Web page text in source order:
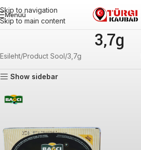
Skip to navigation
Skip to main content
Menüü
3,7g
Esileht Product Sool 3,7g
Show sidebar